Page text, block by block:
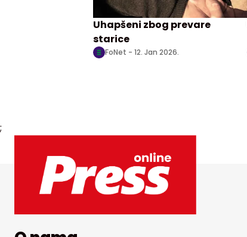
Uhapšeni zbog prevare
starice
FoNet - 12. Jan 2026.
;